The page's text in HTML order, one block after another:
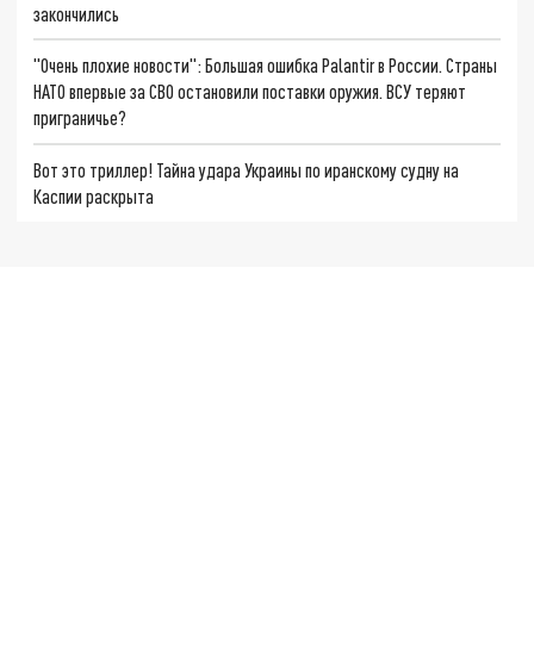
закончились
"Очень плохие новости": Большая ошибка Palantir в России. Страны
НАТО впервые за СВО остановили поставки оружия. ВСУ теряют
приграничье?
Вот это триллер! Тайна удара Украины по иранскому судну на
Каспии раскрыта